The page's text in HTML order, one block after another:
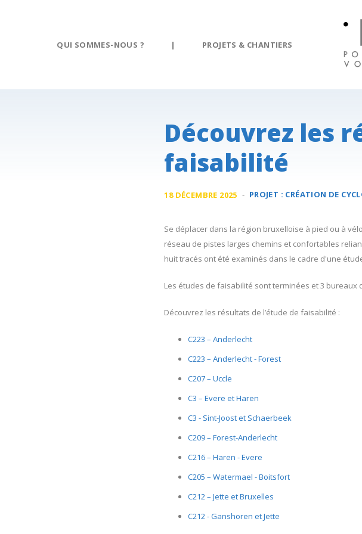
QUI SOMMES-NOUS ? | PROJETS & CHANTIERS
Découvrez les
faisabilité
18 DÉCEMBRE 2025 - PROJET : CRÉATION DE
Se déplacer dans la région bruxelloise à pied ou à
réseau de pistes larges chemins et confortables
huit tracés ont été examinés dans le cadre d'une
Les études de faisabilité sont terminées et 3 bureaux
Découvrez les résultats de l’étude de faisabilité :
C223 – Anderlecht
C223 – Anderlecht - Forest
C207 – Uccle
C3 – Evere et Haren
C3 - Sint-Joost et Schaerbeek
C209 – Forest-Anderlecht
C216 – Haren - Evere
C205 – Watermael - Boitsfort
C212 – Jette et Bruxelles
C212 - Ganshoren et Jette